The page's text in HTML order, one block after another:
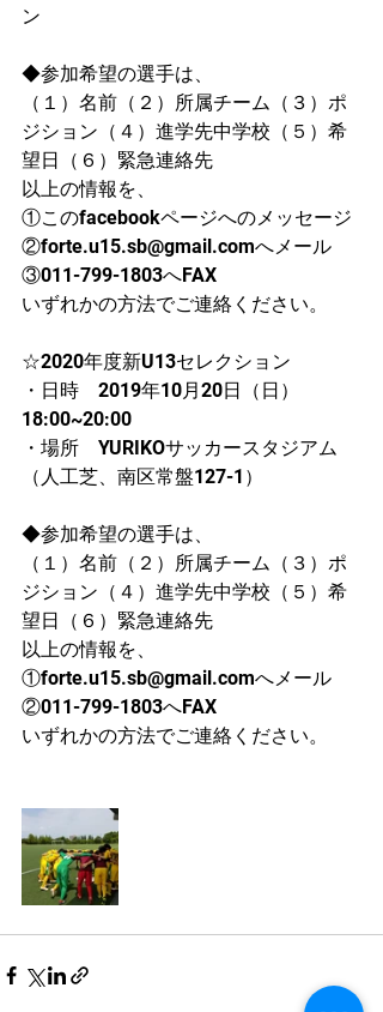
ン
◆参加希望の選手は、
（１）名前（２）所属チーム（３）ポ
ジション（４）進学先中学校（５）希
望日（６）緊急連絡先
以上の情報を、
①このfacebookページへのメッセージ
②forte.u15.sb@gmail.comへメール
③011-799-1803へFAX
いずれかの方法でご連絡ください。
☆2020年度新U13セレクション
・日時　2019年10月20日（日）
18:00~20:00
・場所　YURIKOサッカースタジアム
（人工芝、南区常盤127-1）
◆参加希望の選手は、
（１）名前（２）所属チーム（３）ポ
ジション（４）進学先中学校（５）希
望日（６）緊急連絡先
以上の情報を、
①forte.u15.sb@gmail.comへメール
②011-799-1803へFAX
いずれかの方法でご連絡ください。